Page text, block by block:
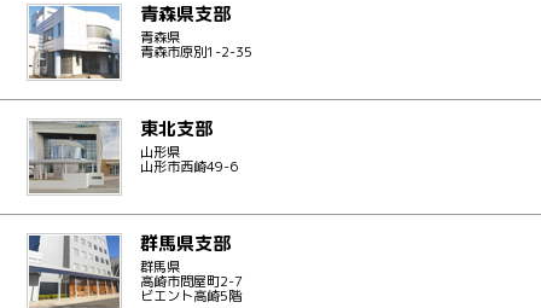
青森県支部
青森県
青森市原別1-2-35
東北支部
山形県
山形市西崎49-6
群馬県支部
群馬県
高崎市問屋町2-7
ビエント高崎5階